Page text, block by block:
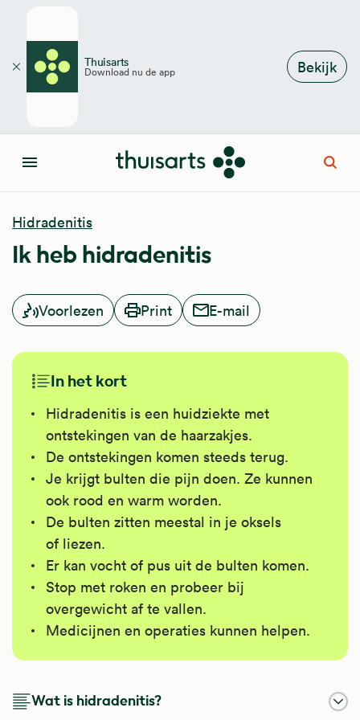
Thuisarts
Download nu de app Bekijk
Sluiten
Menu
Hidradenitis
Ik heb hidradenitis
Voorlezen Print E-mail
In het kort
Hidradenitis is een huidziekte met
ontstekingen van de haarzakjes.
De ontstekingen komen steeds terug.
Je krijgt bulten die pijn doen. Ze kunnen
ook rood en warm worden.
De bulten zitten meestal in je oksels
of liezen.
Er kan vocht of pus uit de bulten komen.
Stop met roken en probeer bij
overgewicht af te vallen.
Medicijnen en operaties kunnen helpen.
Wat is hidradenitis?